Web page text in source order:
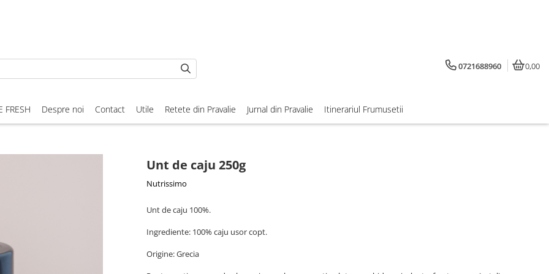
0721688960 0,00
FRESH Despre noi Contact Utile Retete din Pravalie Jurnal din Pravalie Itinerariul Frumusetii
Unt de caju 250g
Nutrissimo
Unt de caju 100%.
Ingrediente: 100% caju usor copt.
Origine: Grecia